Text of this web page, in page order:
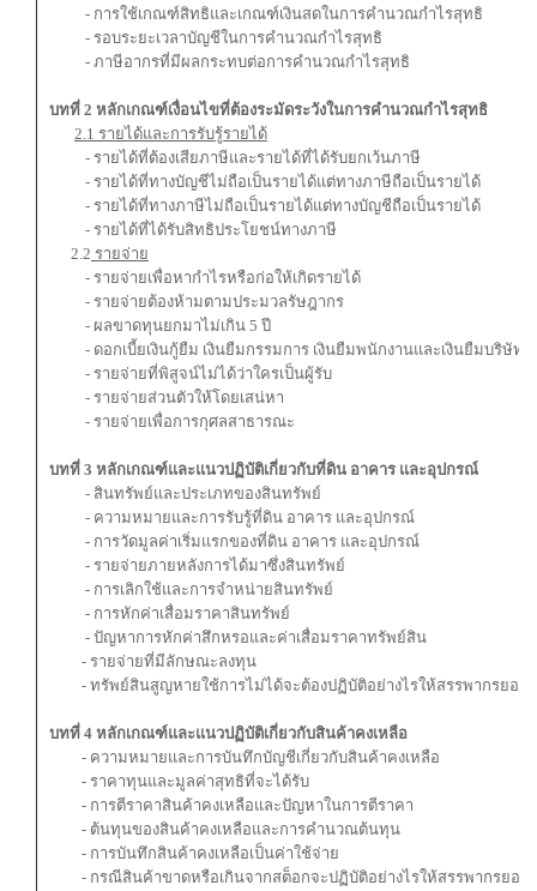
- การใช้เกณฑ์สิทธิและเกณฑ์เงินสดในการคำนวณกำไรสุทธิ
- รอบระยะเวลาบัญชีในการคำนวณกำไรสุทธิ
- ภาษีอากรที่มีผลกระทบต่อการคำนวณกำไรสุทธิ
บทที่ 2 หลักเกณฑ์เงื่อนไขที่ต้องระมัดระวังในการคำนวณกำไรสุทธิ
2.1 รายได้และการรับรู้รายได้
- รายได้ที่ต้องเสียภาษีและรายได้ที่ได้รับยกเว้นภาษี
- รายได้ที่ทางบัญชีไม่ถือเป็นรายได้แต่ทางภาษีถือเป็นรายได้
- รายได้ที่ทางภาษีไม่ถือเป็นรายได้แต่ทางบัญชีถือเป็นรายได้
- รายได้ที่ได้รับสิทธิประโยชน์ทางภาษี
2.2 รายจ่าย
- รายจ่ายเพื่อหากำไรหรือก่อให้เกิดรายได้
- รายจ่ายต้องห้ามตามประมวลรัษฎากร
- ผลขาดทุนยกมาไม่เกิน 5 ปี
- ดอกเบี้ยเงินกู้ยืม เงินยืมกรรมการ เงินยืมพนักงานและเงินยืมบริษัทใ
- รายจ่ายที่พิสูจน์ไม่ได้ว่าใครเป็นผู้รับ
- รายจ่ายส่วนตัวให้โดยเสน่หา
- รายจ่ายเพื่อการกุศลสาธารณะ
บทที่ 3 หลักเกณฑ์และแนวปฏิบัติเกี่ยวกับที่ดิน อาคาร และอุปกรณ์
- สินทรัพย์และประเภทของสินทรัพย์
- ความหมายและการรับรู้ที่ดิน อาคาร และอุปกรณ์
- การวัดมูลค่าเริ่มแรกของที่ดิน อาคาร และอุปกรณ์
- รายจ่ายภายหลังการได้มาซึ่งสินทรัพย์
- การเลิกใช้และการจำหน่ายสินทรัพย์
- การหักค่าเสื่อมราคาสินทรัพย์
- ปัญหาการหักค่าสึกหรอและค่าเสื่อมราคาทรัพย์สิน
- รายจ่ายที่มีลักษณะลงทุน
- ทรัพย์สินสูญหายใช้การไม่ได้จะต้องปฏิบัติอย่างไรให้สรรพากรยอม
บทที่ 4 หลักเกณฑ์และแนวปฏิบัติเกี่ยวกับสินค้าคงเหลือ
- ความหมายและการบันทึกบัญชีเกี่ยวกับสินค้าคงเหลือ
- ราคาทุนและมูลค่าสุทธิที่จะได้รับ
- การตีราคาสินค้าคงเหลือและปัญหาในการตีราคา
- ต้นทุนของสินค้าคงเหลือและการคำนวณต้นทุน
- การบันทึกสินค้าคงเหลือเป็นค่าใช้จ่าย
- กรณีสินค้าขาดหรือเกินจากสต็อกจะปฏิบัติอย่างไรให้สรรพากรยอม